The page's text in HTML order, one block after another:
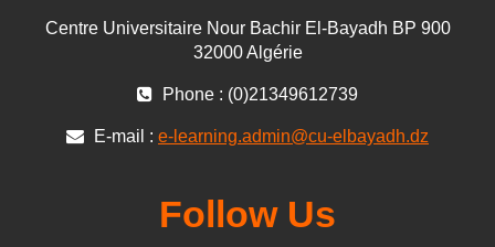
Centre Universitaire Nour Bachir El-Bayadh BP 900
32000 Algérie
Phone : (0)21349612739
E-mail : e-learning.admin@cu-elbayadh.dz
Follow Us